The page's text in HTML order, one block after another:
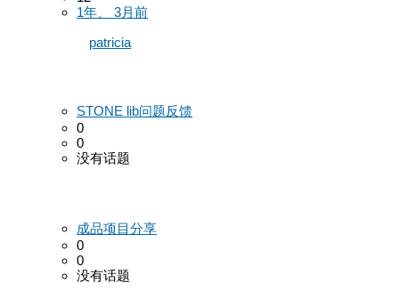
1年、 3月前
patricia
STONE lib问题反馈
0
0
没有话题
成品项目分享
0
0
没有话题